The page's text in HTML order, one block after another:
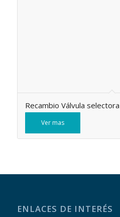
Recambio Válvula
Ver mas
ENLACES DE INTERÉS